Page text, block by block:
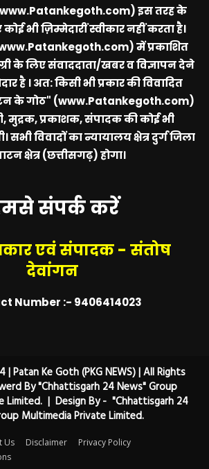
इस तरह के
भी ज़िम्मेदारीं स्वीकार नहीं करता है।
में प्रकाशित
के लिए संवाददाता/खबर व विज्ञापन देने
है । अत: किसी भी प्रकार की विवादित
के गोठ" (www.Patankegoth.com)
मुद्रक, प्रकाशक, संपादक की कोई भी
सभी विवादों का न्यायालय क्षेत्र दुर्ग जिला
क्षेत्र (छत्तीसगढ़) होगा।
संपर्क करें
एवं संपादक - संतोष
देवांगन
Number :- 9406414023
Patan Ke Goth (PKG NEWS) | All Rights
By "Chhattisgarh 24 News" Group
Limited. | Design By - "Chhattisgarh 24
Multimedia Private Limited.
Us Disclaimer
Privacy Policy